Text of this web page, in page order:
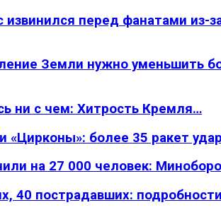
извинился перед фанатами из-
Земли нужно уменьшить
ни с чем: Хитрость Кремля…
«Цирконы»: более 35 ракет
на 27 000 человек:
40 пострадавших: